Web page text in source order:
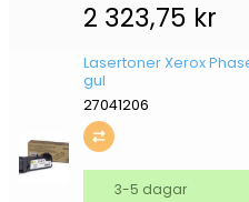
2 323,75 kr
Lasertoner Xerox
gul
27041206
3-5 dagar